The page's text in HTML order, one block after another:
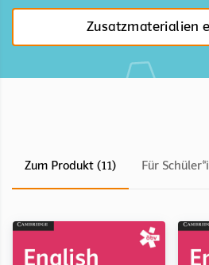
Zusatzmaterialien
Zum Produkt (11) Für